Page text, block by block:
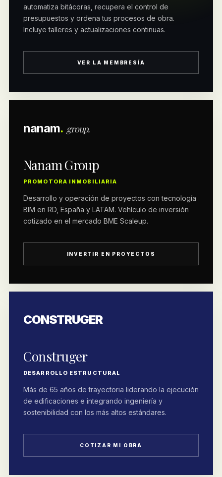
automatiza bitácoras, recupera el control de
presupuestos y ordena tus procesos de obra.
Incluye talleres y actualizaciones continuas.
VER LA MEMBRESÍA
nanam. group.
Nanam Group
PROMOTORA INMOBILIARIA
Desarrollo y operación de proyectos con tecnología
BIM en RD, España y LATAM. Vehículo de inversión
cotizado en el mercado BME Scaleup.
INVERTIR EN PROYECTOS
CONSTRUGER
Construger
DESARROLLO ESTRUCTURAL
Más de 65 años de trayectoria liderando la ejecución
de edificaciones e integrando ingeniería y
sostenibilidad con los más altos estándares.
COTIZAR MI OBRA